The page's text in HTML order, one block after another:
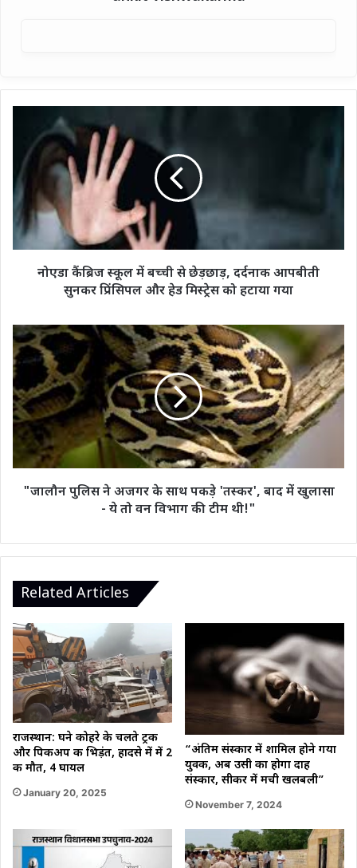
स्कूल
बच्ची
से
छेड़छाड़,
दर्दनाक
आपबीती
प्रिंसिपल
मिस्ट्रेस
को
हटाया
गया
नोएडा कैंब्रिज स्कूल में बच्ची से छेड़छाड़, दर्दनाक आपबीती
सुनकर प्रिंसिपल और हेड मिस्ट्रेस को हटाया गया
"जालौन
पुलिस
ने
अजगर
के
साथ
पकड़े
'तस्कर',
बाद
खुलासा
विभाग
थी!"
"जालौन पुलिस ने अजगर के साथ पकड़े 'तस्कर', बाद में खुलासा
- ये तो वन विभाग की टीम थी!"
Related Articles
राजस्थान: घने कोहरे के चलते ट्रक
और पिकअप की भिड़ंत, हादसे में में 2
की मौत, 4 घायल
January 20, 2025
“अंतिम संस्कार में शामिल होने गया
युवक, अब उसी का होगा दाह
संस्कार, सीकर में मची खलबली”
November 7, 2024